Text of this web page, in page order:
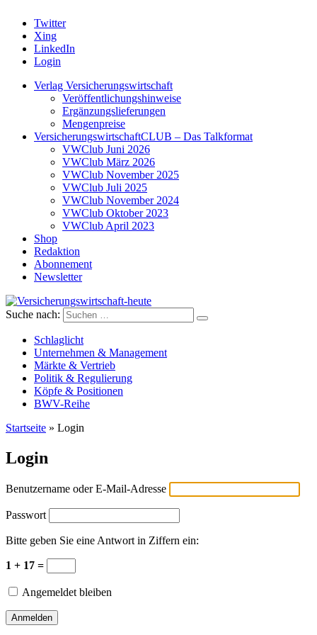
Twitter
Xing
LinkedIn
Login
Verlag Versicherungswirtschaft
Veröffentlichungshinweise
Ergänzungslieferungen
Mengenpreise
VersicherungswirtschaftCLUB – Das Talkformat
VWClub Juni 2026
VWClub März 2026
VWClub November 2025
VWClub Juli 2025
VWClub November 2024
VWClub Oktober 2023
VWClub April 2023
Shop
Redaktion
Abonnement
Newsletter
Versicherungswirtschaft-heute
Suche nach:
Schlaglicht
Unternehmen & Management
Märkte & Vertrieb
Politik & Regulierung
Köpfe & Positionen
BWV-Reihe
Startseite » Login
Login
Benutzername oder E-Mail-Adresse
Passwort
Bitte geben Sie eine Antwort in Ziffern ein:
1 + 17 =
Angemeldet bleiben